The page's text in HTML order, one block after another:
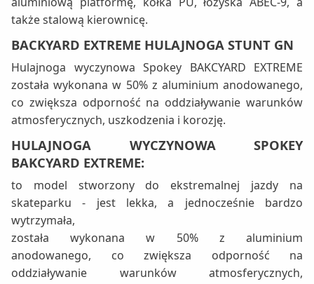
także stalową kierownicę.
BACKYARD EXTREME HULAJNOGA STUNT GN
Hulajnoga wyczynowa Spokey BAKCYARD EXTREME
została wykonana w 50% z aluminium anodowanego,
co zwiększa odporność na oddziaływanie warunków
atmosferycznych, uszkodzenia i korozję.
HULAJNOGA WYCZYNOWA SPOKEY
BAKCYARD EXTREME:
to model stworzony do ekstremalnej jazdy na
skateparku - jest lekka, a jednocześnie bardzo
wytrzymała,
została wykonana w 50% z aluminium
anodowanego, co zwiększa odporność na
oddziaływanie warunków atmosferycznych,